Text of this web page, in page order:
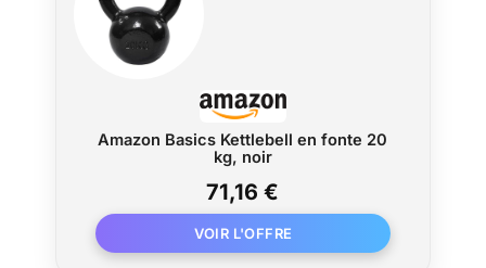
Amazon Basics Kettlebell en fonte 20
kg, noir
71,16 €